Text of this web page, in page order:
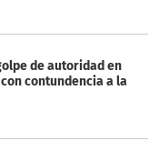
de autoridad en
contundencia a la